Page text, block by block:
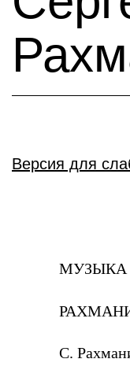
Версия для
МУЗЫКА
С.